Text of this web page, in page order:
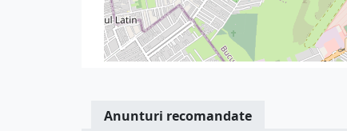
Anunturi recomandate